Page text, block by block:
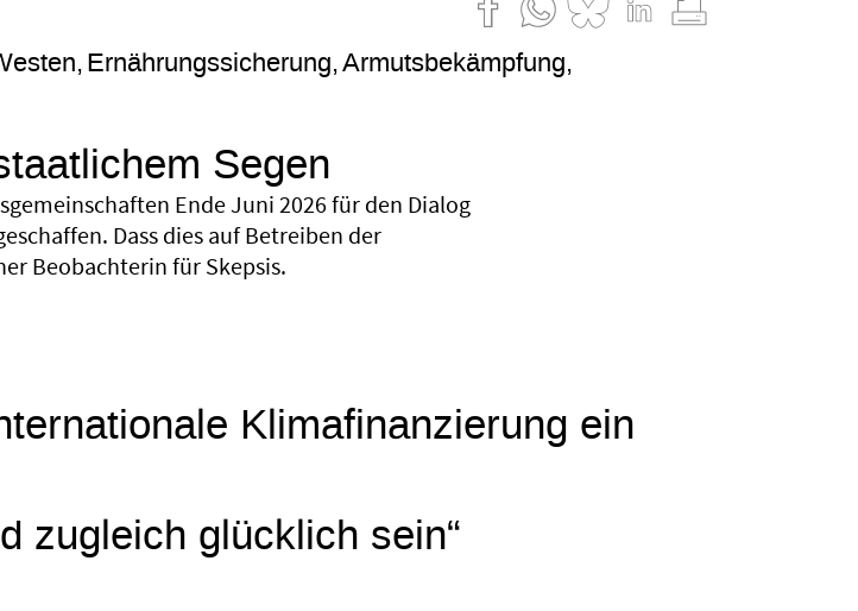
Ernährungssicherung Armutsbekämpfung
Segen
Ende Juni 2026 für den Dialog
Dass dies auf Betreiben der
Beobachterin für Skepsis.
Klimafinanzierung ein
zugleich glücklich sein“